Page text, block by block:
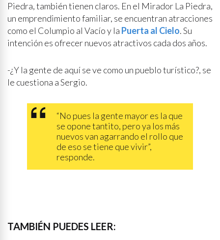
Piedra, también tienen claros. En el Mirador La Piedra,
un emprendimiento familiar, se encuentran atracciones
como el Columpio al Vacío y la Puerta al Cielo. Su
intención es ofrecer nuevos atractivos cada dos años.
-¿Y la gente de aquí se ve como un pueblo turístico?, se
le cuestiona a Sergio.
“No pues la gente mayor es la que
se opone tantito, pero ya los más
nuevos van agarrando el rollo que
de eso se tiene que vivir”,
responde.
TAMBIÉN PUEDES LEER: